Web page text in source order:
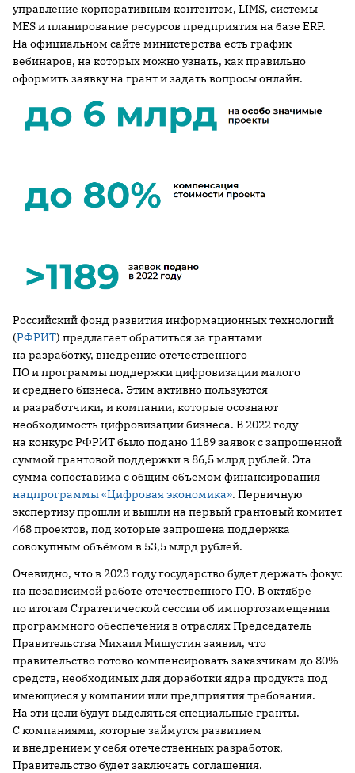
управление корпоративным контентом, LIMS, системы
MES и планирование ресурсов предприятия на базе ERP.
На официальном сайте министерства есть график
вебинаров, на которых можно узнать, как правильно
оформить заявку на грант и задать вопросы онлайн.
Российский фонд развития информационных технологий
(РФРИТ) предлагает обратиться за грантами
на разработку, внедрение отечественного
ПО и программы поддержки цифровизации малого
и среднего бизнеса. Этим активно пользуются
и разработчики, и компании, которые осознают
необходимость цифровизации бизнеса. В 2022 году
на конкурс РФРИТ было подано 1189 заявок с запрошенной
суммой грантовой поддержки в 86,5 млрд рублей. Эта
сумма сопоставима с общим объёмом финансирования
нацпрограммы «Цифровая экономика». Первичную
экспертизу прошли и вышли на первый грантовый комитет
468 проектов, под которые запрошена поддержка
совокупным объёмом в 53,5 млрд рублей.
Очевидно, что в 2023 году государство будет держать фокус
на независимой работе отечественного ПО. В октябре
по итогам Стратегической сессии об импортозамещении
программного обеспечения в отраслях Председатель
Правительства Михаил Мишустин заявил, что
правительство готово компенсировать заказчикам до 80%
средств, необходимых для доработки ядра продукта под
имеющиеся у компании или предприятия требования.
На эти цели будут выделяться специальные гранты.
С компаниями, которые займутся развитием
и внедрением у себя отечественных разработок,
Правительство будет заключать соглашения.